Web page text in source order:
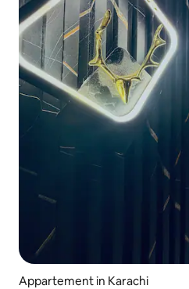
Appartement in Karachi